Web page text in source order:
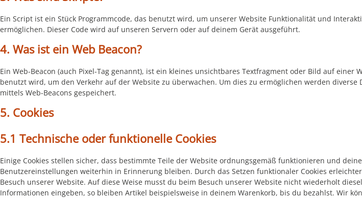
Ein Script ist ein Stück Programmcode, das benutzt wird, um unserer Website Funktionalität und
ermöglichen. Dieser Code wird auf unseren Servern oder auf deinem Gerät ausgeführt.
4. Was ist ein Web Beacon?
Ein Web-Beacon (auch Pixel-Tag genannt), ist ein kleines unsichtbares Textfragment oder Bild auf einer
benutzt wird, um den Verkehr auf der Website zu überwachen. Um dies zu ermöglichen werden diverse
mittels Web-Beacons gespeichert.
5. Cookies
5.1 Technische oder funktionelle Cookies
Einige Cookies stellen sicher, dass bestimmte Teile der Website ordnungsgemäß funktionieren und deine
Benutzereinstellungen weiterhin in Erinnerung bleiben. Durch das Setzen funktionaler Cookies
Besuch unserer Website. Auf diese Weise musst du beim Besuch unserer Website nicht wiederholt
Informationen eingeben, so bleiben Artikel beispielsweise in deinem Warenkorb, bis du bezahlst. Wir